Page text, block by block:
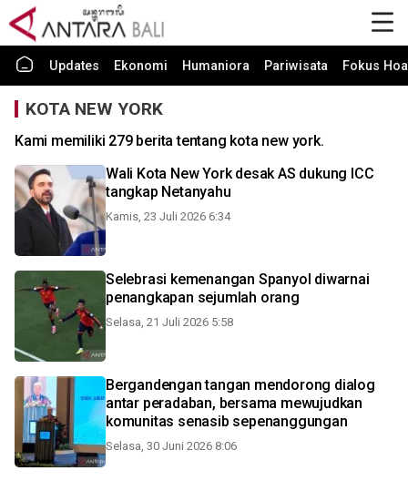
Updates Ekonomi Humaniora Pariwisata Fokus
KOTA NEW YORK
Kami memiliki 279 berita tentang kota new york.
Wali Kota New York desak AS dukung ICC
tangkap Netanyahu
Kamis, 23 Juli 2026 6:34
Selebrasi kemenangan Spanyol diwarnai
penangkapan sejumlah orang
Selasa, 21 Juli 2026 5:58
Bergandengan tangan mendorong dialog
antar peradaban, bersama mewujudkan
komunitas senasib sepenanggungan
Selasa, 30 Juni 2026 8:06